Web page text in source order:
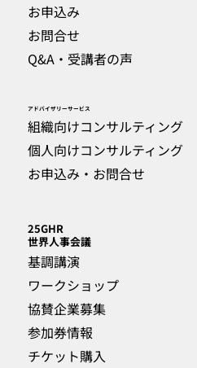
お申込み
お問合せ
Q&A・受講者の声
​アドバイザリーサービス
組織向けコンサルティング
個人向けコンサルティング
お申込み・お問合せ
25GHR
​世界人事会議
基調講演
ワークショップ
協賛企業募集
参加券情報
チケット購入